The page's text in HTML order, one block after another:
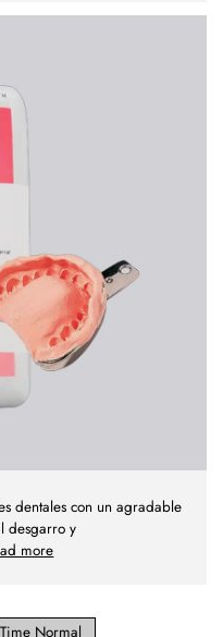
dentales con un agradable
desgarro y
more
Normal